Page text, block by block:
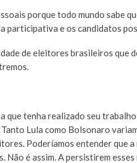
porque todo mundo sabe
participativa e os candidatos
de eleitores brasileiros que
que tenha realizado seu
Lula como Bolsonaro
Poderíamos entender que
é assim. A persistirem